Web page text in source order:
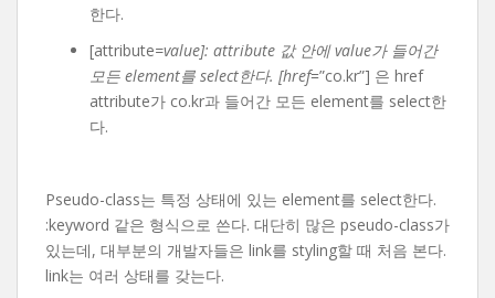
한다.
[attribute=value]: attribute 값 안에 value가 들어간
모든 element를 select한다. [href=”co.kr”] 은 href
attribute가 co.kr과 들어간 모든 element를 select한
다.
Pseudo-class는 특정 상태에 있는 element를 select한다.
:keyword 같은 형식으로 쓴다. 대단히 많은 pseudo-class가
있는데, 대부분의 개발자들은 link를 styling할 때 처음 본다.
link는 여러 상태를 갖는다.